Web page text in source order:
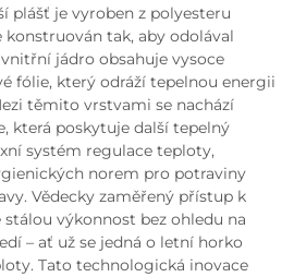
plášť je vyroben z polyesteru
tak, aby odolával
jádro obsahuje vysoce
fólie, který odráží tepelnou energii
těmito vrstvami se nachází
která poskytuje další tepelný
systém regulace teploty,
norem pro potraviny
Vědecky zaměřený přístup k
výkonnost bez ohledu na
– ať už se jedná o letní horko
Tato technologická inovace